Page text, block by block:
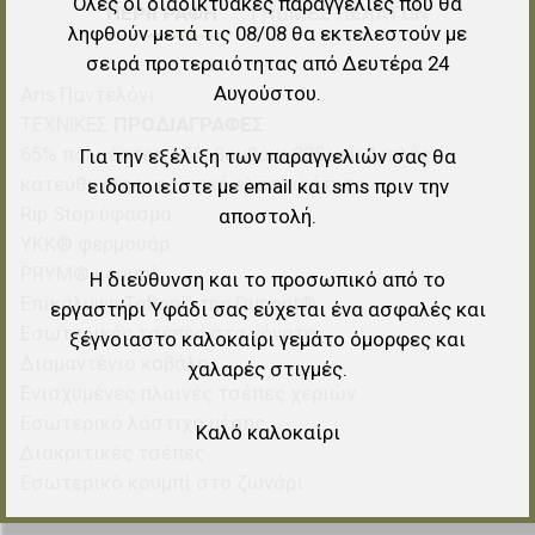
ΠΕΡΙΓΡΑΦΉ ΓΝΏΜΕΣ ΠΕΛΑΤΏΝ
65% πολυέστερ, 35% βαμβάκι 225 γρμ.Διπλής
κατεύθυνσης μηχανική ελαστικότητα
PRYM® κουμπί
Επικάλυψη Teflon™ της Dupont®
Εσωτερικές τσέπες στα γόνατα
Διαμαντένιο καβάλο
Εσωτερικό λάστιχο μέσης
ληφθούν μετά τις 08/08 θα εκτελεστούν με
σειρά προτεραιότητας από Δευτέρα 24
Αυγούστου.
Για την εξέλιξη των παραγγελιών σας θα
ειδοποιείστε με email και sms πριν την
αποστολή.
Η διεύθυνση και το προσωπικό από το
εργαστήρι Υφάδι σας εύχεται ένα ασφαλές και
ξέγνοιαστο καλοκαίρι γεμάτο όμορφες και
χαλαρές στιγμές.
Καλό καλοκαίρι